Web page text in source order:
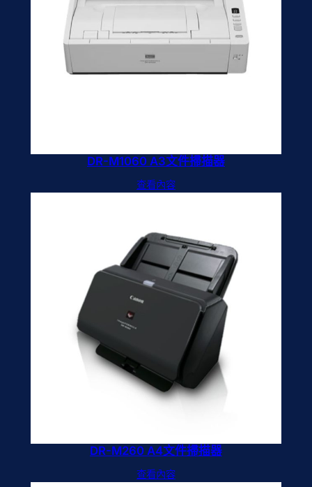
DR-M1060 A3文件掃描器
查看內容
DR-M260 A4文件掃描器
查看內容